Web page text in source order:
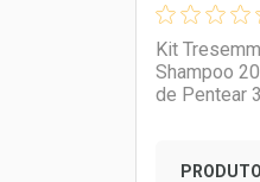
Kit
Shampoo
de Pentear